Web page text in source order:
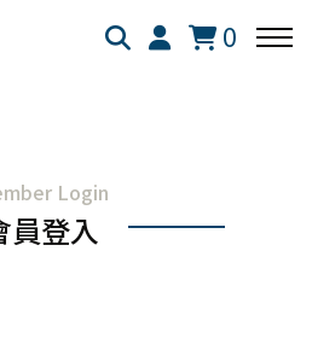
0
Login
員登入